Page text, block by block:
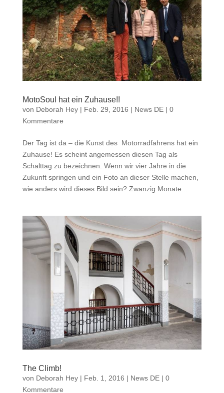
MotoSoul hat ein Zuhause!!
von Deborah Hey| Feb. 29, 2016 | News DE| 0
Kommentare
Der Tag ist da – die Kunst des Motorradfahrens hat ein
Zuhause! Es scheint angemessen diesen Tag als
Schalttag zu bezeichnen. Wenn wir vier Jahre in die
Zukunft springen und ein Foto an dieser Stelle machen,
wie anders wird dieses Bild sein? Zwanzig Monate...
The Climb!
von Deborah Hey| Feb. 1, 2016 | News DE| 0
Kommentare